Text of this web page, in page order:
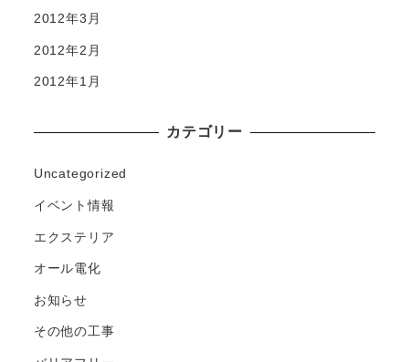
2012年3月
2012年2月
2012年1月
カテゴリー
Uncategorized
イベント情報
エクステリア
オール電化
お知らせ
その他の工事